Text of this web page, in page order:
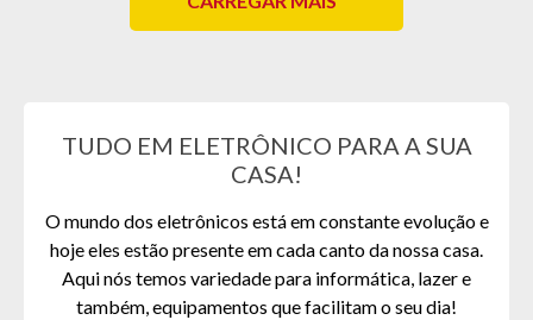
TUDO EM ELETRÔNICO PARA A SUA
CASA!
O mundo dos eletrônicos está em constante evolução e
hoje eles estão presente em cada canto da nossa casa.
Aqui nós temos variedade para informática, lazer e
também, equipamentos que facilitam o seu dia!